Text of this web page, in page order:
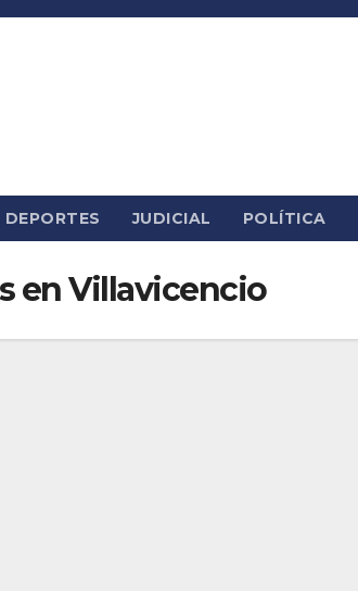
DEPORTES JUDICIAL POLÍTICA
en Villavicencio